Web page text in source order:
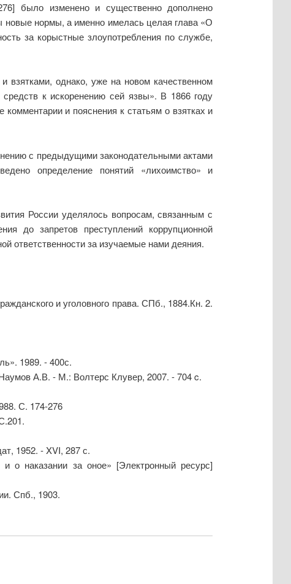
было изменено и существенно дополнено
новые нормы, а именно имелась целая глава «О
за корыстные злоупотребления по службе,
взятками, однако, уже на новом качественном
к искоренению сей язвы». В 1866 году
и пояснения к статьям о взятках и
с предыдущими законодательными актами
определение понятий «лихоимство» и
России уделялось вопросам, связанным с
до запретов преступлений коррупционной
ответственности за изучаемые нами деяния.
и уголовного права. СПб., 1884.Кн. 2.
1989. - 400с.
А.В. - М.: Волтерс Клувер, 2007. - 704 c.
С. 174-276
1952. - XVI, 287 с.
о наказании за оное» [Электронный ресурс]
Спб., 1903.